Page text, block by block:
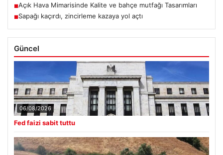
■Açık Hava Mimarisinde Kalite ve bahçe mutfağı Tasarımları
■Sapağı kaçırdı, zincirleme kazaya yol açtı
Güncel
06/08/2026
Fed faizi sabit tuttu